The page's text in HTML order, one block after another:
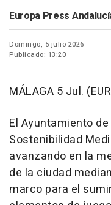
Europa Press
Domingo, 5 julio 2026
Publicado: 13:20
MÁLAGA 5 Jul.
El Ayuntamiento
Sostenibilidad
avanzando en la
de la ciudad
marco para el